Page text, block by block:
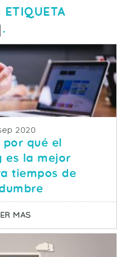
ETIQUETA
.
de publicacion
2020
por qué el
es la mejor
tiempos de
MASSOBRE COVID-19: